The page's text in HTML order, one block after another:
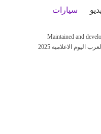
سيارات
Maintained and